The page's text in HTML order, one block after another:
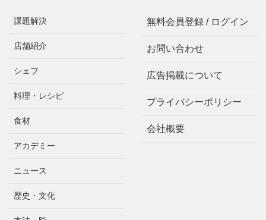
課題解決
店舗紹介
シェフ
料理・レシピ
食材
アカデミー
ニュース
歴史・文化
無料会員登録 / ログイン
お問い合わせ
広告掲載について
プライバシーポリシー
会社概要